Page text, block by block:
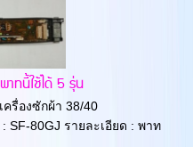
ทนี้ใช้ได้ 5 รุ่น
รื่องซักผ้า 38/40
SF-80GJ รายละเอียด : พาท